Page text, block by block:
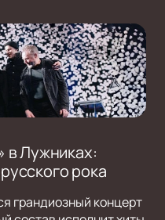
в Лужниках:
рока
грандиозный концерт